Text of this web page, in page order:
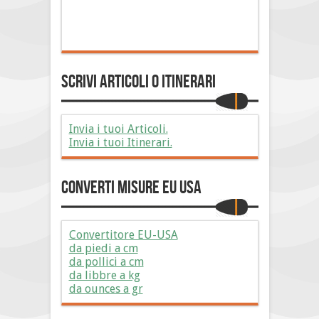
Scrivi Articoli o Itinerari
Invia i tuoi Articoli.
Invia i tuoi Itinerari.
Converti Misure EU USA
Convertitore EU-USA
da piedi a cm
da pollici a cm
da libbre a kg
da ounces a gr